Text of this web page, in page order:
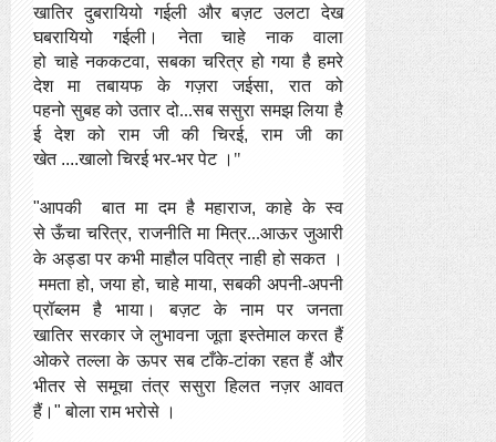
खातिर दुबरायियो गईली और बज़ट उलटा देख
घबरायियो गईली। नेता चाहे नाक वाला
हो चाहे नककटवा,सबका चरित्र हो गया है हमरे
देश मा
तबायफ के गज़रा जईसा,रात
को
पहनो सुबह को उतार दो...सब ससुरा समझ लिया है
ई देश को राम जी की चिरई,राम जी का
खेत....खालो चिरई भर-भर पेट ।"
"आपकी बात मा दम है महाराज,काहे के स्व
से ऊँचा चरित्र,राजनीति मा मित्र...आऊर जुआरी
के अड्डा पर कभी माहौल पवित्र नाही हो सकत
।
ममता हो,जया हो,चाहे माया,सबकी अपनी-अपनी
प्रॉब्लम है भाया । बज़ट के नाम पर जनता
खातिर सरकार जे लुभावना जूता इस्तेमाल करत हैं
ओकरे तल्ला के ऊपर सब टाँके-टांका रहत हैं और
भीतर से समूचा तंत्र ससुरा हिलत नज़र आवत
हैं। "बोला राम भरोसे ।